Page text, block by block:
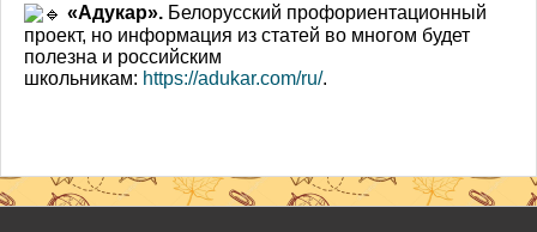
«Адукар». Белорусский профориентационный
проект, но информация из статей во многом будет
полезна и российским
школьникам: https://adukar.com/ru/.